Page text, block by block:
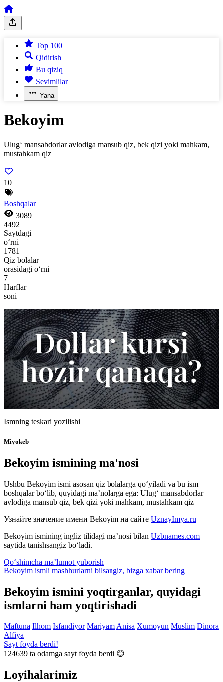
Top 100
Qidirish
Bu qiziq
Sevimlilar
Yana
Bekoyim
Ulug‘ mansabdorlar avlodiga mansub qiz, bek qizi yoki mahkam,
mustahkam qiz
10
Boshqalar
3089
4492
Saytdagi
o‘rni
1781
Qiz bolalar
orasidagi o‘rni
7
Harflar
soni
Ismning teskari yozilishi
Miyokeb
Bekoyim ismining ma'nosi
Ushbu Bekoyim ismi asosan qiz bolalarga qo‘yiladi va bu ism
boshqalar bo‘lib, quyidagi ma’nolarga ega: Ulug‘ mansabdorlar
avlodiga mansub qiz, bek qizi yoki mahkam, mustahkam qiz
Узнайте значение имени Bekoyim на сайте UznayImya.ru
Bekoyim ismining ingliz tilidagi ma’nosi bilan Uzbnames.com
saytida tanishsangiz bo‘ladi.
Qo‘shimcha ma’lumot yuborish
Bekoyim ismli mashhurlarni bilsangiz, bizga xabar bering
Bekoyim ismini yoqtirganlar, quyidagi
ismlarni ham yoqtirishadi
Maftuna Ilhom Isfandiyor MariyamAnisa Xumoyun Muslim Dinora
Alfiya
Sayt foyda berdi!
124639 ta odamga sayt foyda berdi 😊
Loyihalarimiz